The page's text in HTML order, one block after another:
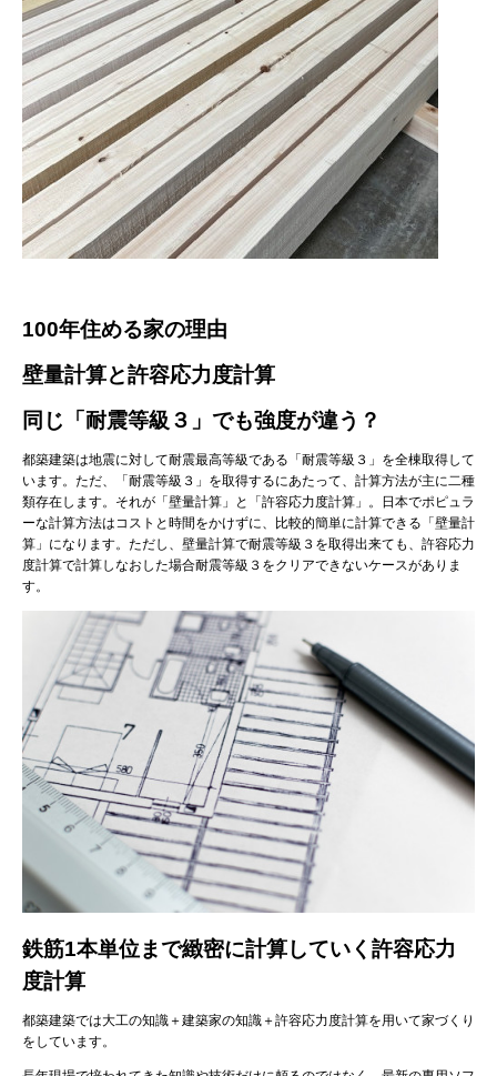
100年住める家の理由
壁量計算と許容応力度計算
同じ「耐震等級３」でも強度が違う？
都築建築は地震に対して耐震最高等級である「耐震等級３」を全棟取得して
います。ただ、「耐震等級３」を取得するにあたって、計算方法が主に二種
類存在します。それが「壁量計算」と「許容応力度計算」。日本でポピュラ
ーな計算方法はコストと時間をかけずに、比較的簡単に計算できる「壁量計
算」になります。ただし、壁量計算で耐震等級３を取得出来ても、許容応力
度計算で計算しなおした場合耐震等級３をクリアできないケースがありま
す。
鉄筋1本単位まで緻密に計算していく許容応力
度計算
都築建築では大工の知識＋建築家の知識＋許容応力度計算を用いて家づくり
をしています。